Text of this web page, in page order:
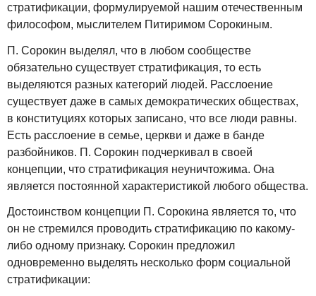
стратификации, формулируемой нашим отечественным
философом, мыслителем Питиримом Сорокиным.
П. Сорокин выделял, что в любом сообществе
обязательно существует стратификация, то есть
выделяются разных категорий людей. Расслоение
существует даже в самых демократических обществах,
в конституциях которых записано, что все люди равны.
Есть расслоение в семье, церкви и даже в банде
разбойников. П. Сорокин подчеркивал в своей
концепции, что стратификация неуничтожима. Она
является постоянной характеристикой любого общества.
Достоинством концепции П. Сорокина является то, что
он не стремился проводить стратификацию по какому-
либо одному признаку. Сорокин предложил
одновременно выделять несколько форм социальной
стратификации: